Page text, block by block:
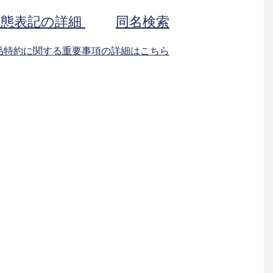
表記の詳細 同名検索
約に関する重要事項の詳細はこちら